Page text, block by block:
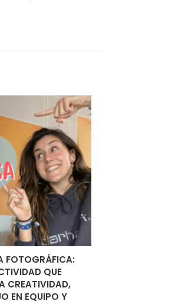
FOTOGRÁFICA:
QUE
CREATIVIDAD,
EN EQUIPO Y